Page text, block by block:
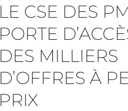
LE CSE DES
PORTE
DES MILLIERS
D’OFFRES À
PRIX